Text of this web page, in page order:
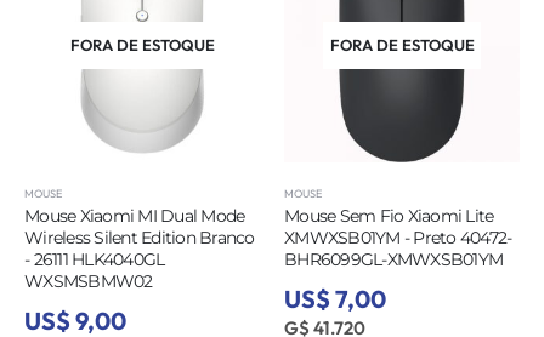
FORA DE ESTOQUE
MOUSE
Mouse Xiaomi MI Dual Mode
Wireless Silent Edition Branco
- 26111 HLK4040GL
WXSMSBMW02
US$ 9,00
FORA DE ESTOQUE
MOUSE
Mouse Sem Fio Xiaomi Lite
XMWXSB01YM - Preto 40472-
BHR6099GL-XMWXSB01YM
US$ 7,00
G$ 41.720